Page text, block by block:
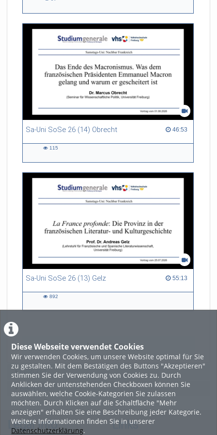
Diese Webseite verwendet Cookies
Wir verwenden Cookies, um unsere Website optimal für Sie
zu gestalten. Mit dem Bestätigen des Buttons "Akzeptieren"
stimmen Sie der Verwendung von Cookies zu. Durch
Anklicken der untenstehenden Checkboxen können Sie
auswählen, welche Cookie-Kategorien Sie zulassen
möchten. Durch Klicken auf die Schaltfläche "Mehr
anzeigen" erhalten Sie eine Beschreibung jeder Kategorie.
Weitere Informationen finden Sie in unserer
Datenschutzerklärung.
Sa-Uni SoSe 26 (14) Obrecht 46:53
46:53 duration
115
Sa-Uni SoSe 26 (13) Gelz 55:13
55:13 duration
892
LADE MEHR
Featured
Beliebtheit
Legal Info Links